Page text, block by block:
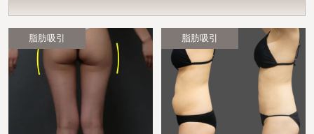
脂肪吸引 脂肪吸引